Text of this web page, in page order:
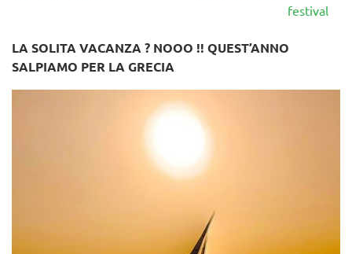
festival
LA SOLITA VACANZA ? NOOO !! QUEST’ANNO
SALPIAMO PER LA GRECIA